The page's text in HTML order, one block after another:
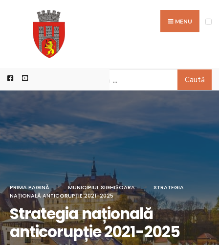
MENU
Caută
PRIMA PAGINĂ MUNICIPIUL SIGHIȘOARA
STRATEGIA
NAȚIONALĂ ANTICORUPȚIE 2021-2025
Strategia națională
anticorupție 2021-2025